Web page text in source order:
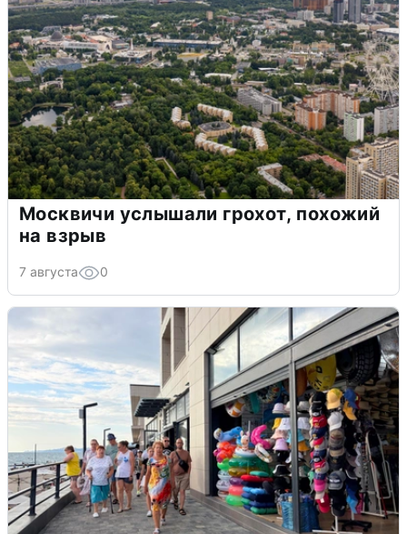
Москвичи услышали грохот, похожий
на взрыв
7 августа 0